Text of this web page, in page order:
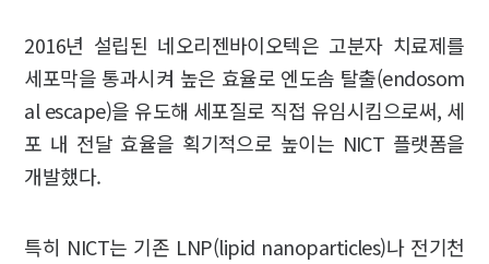
2016년 설립된 네오리젠바이오텍은 고분자 치료제를
세포막을 통과시켜 높은 효율로 엔도솜 탈출(endosom
al escape)을 유도해 세포질로 직접 유임시킴으로써, 세
포 내 전달 효율을 획기적으로 높이는 NICT 플랫폼을
개발했다.
특히 NICT는 기존 LNP(lipid nanoparticles)나 전기천